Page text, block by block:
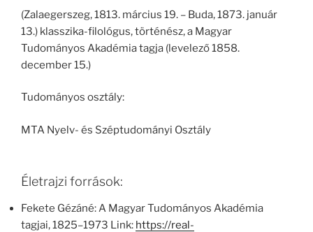
(Zalaegerszeg, 1813. március 19. – Buda, 1873. január
13.) klasszika-filológus, történész, a Magyar
Tudományos Akadémia tagja (levelező 1858.
december 15.)
Tudományos osztály:
MTA Nyelv- és Széptudományi Osztály
Életrajzi források:
Fekete Gézáné: A Magyar Tudományos Akadémia
tagjai, 1825–1973 Link: https://real-